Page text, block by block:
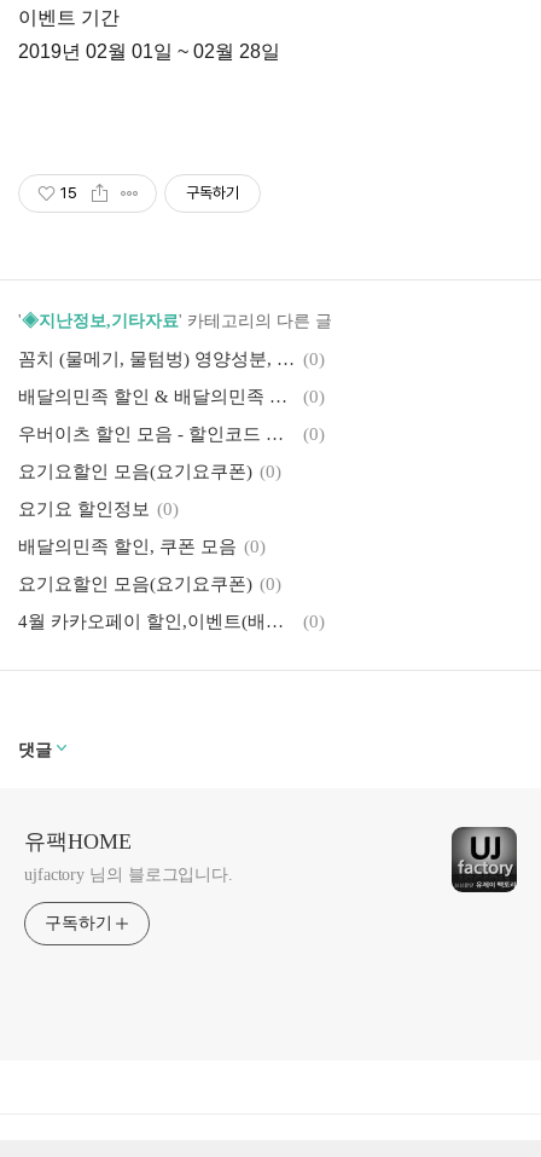
이벤트 기간
2019년 02월 01일 ~ 02월 28일
15 구독하기
'◈지난정보,기타자료' 카테고리의 다른 글
꼼치 (물메기, 물텀벙) 영양성분, 효능, 맛 / 곰치국 재료 (0)
배달의민족 할인 & 배달의민족 이벤트(배민이벤트)
(0)
우버이츠 할인 모음 - 할인코드 & 프로모션
(0)
요기요할인 모음(요기요쿠폰) (0)
요기요 할인정보 (0)
배달의민족 할인, 쿠폰 모음 (0)
요기요할인 모음(요기요쿠폰) (0)
4월 카카오페이 할인,이벤트(배달앱, 도서, 여행, 면세점 외)
(0)
댓글
유팩HOME
ujfactory 님의 블로그입니다.
구독하기